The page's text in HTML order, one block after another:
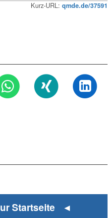
Kurz-URL: qmde.de/37591
Startseite ◄